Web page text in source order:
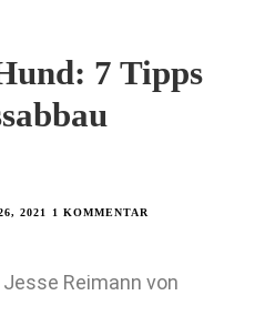
7 Tipps
2021 1 KOMMENTAR
Reimann von